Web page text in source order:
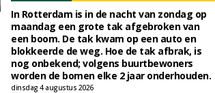
In Rotterdam is in de nacht van zondag op
maandag een grote tak afgebroken van
een boom. De tak kwam op een auto en
blokkeerde de weg. Hoe de tak afbrak, is
nog onbekend; volgens buurtbewoners
worden de bomen elke 2 jaar onderhouden.
dinsdag 4 augustus 2026